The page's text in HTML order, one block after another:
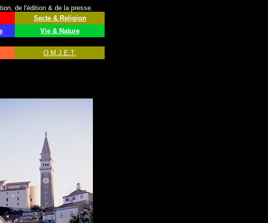
de l'édition & de la presse.
Secte & Religion
Vie & Nature
O.M.J.E.T.